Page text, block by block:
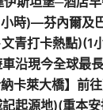
時)—芬內爾及
文青打卡熱點
沿現今全球最
納卡萊大橋】
記起源地)(重本